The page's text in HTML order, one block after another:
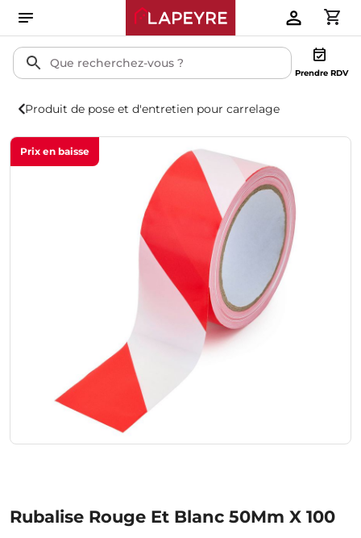
Prendre RDV
Produit de pose et d'entretien pour carrelage
Prix en baisse
Rubalise Rouge Et Blanc 50Mm X 100